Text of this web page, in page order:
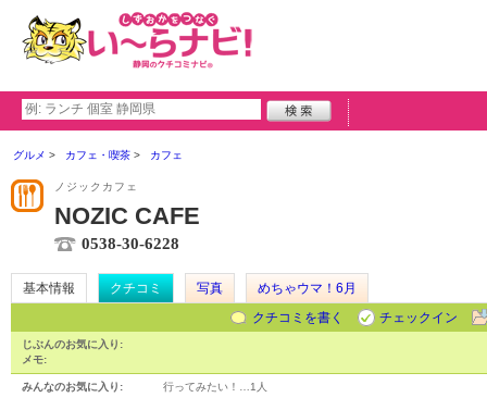
グルメ カフェ・喫茶 カフェ
ノジックカフェ
NOZIC CAFE
0538-30-6228
基本情報 クチコミ 写真
めちゃウマ！6月
クチコミを書く
チェックイン
じぶんのお気に入り:
メモ:
みんなのお気に入り: 行ってみたい！… 1人